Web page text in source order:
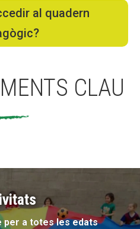
al quadern
CLAU
per a totes les edats